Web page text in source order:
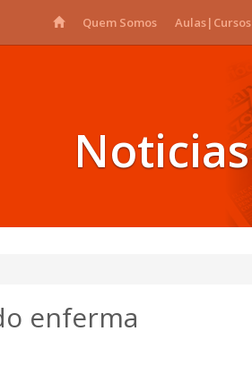
Quem Somos Aulas|Cursos
Noticias
enferma